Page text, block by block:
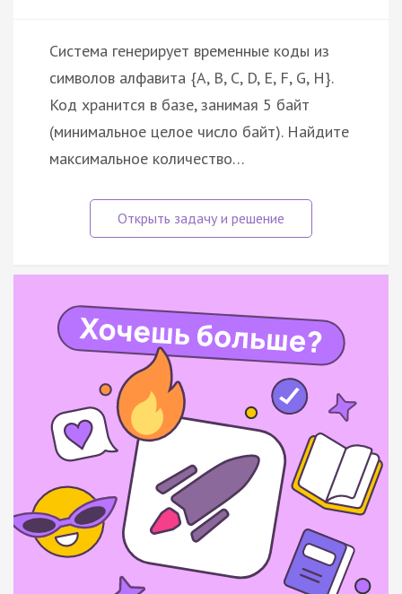
Система генерирует временные коды из
символов алфавита {A, B, C, D, E, F, G, H}.
Код хранится в базе, занимая 5 байт
(минимальное целое число байт). Найдите
максимальное количество…